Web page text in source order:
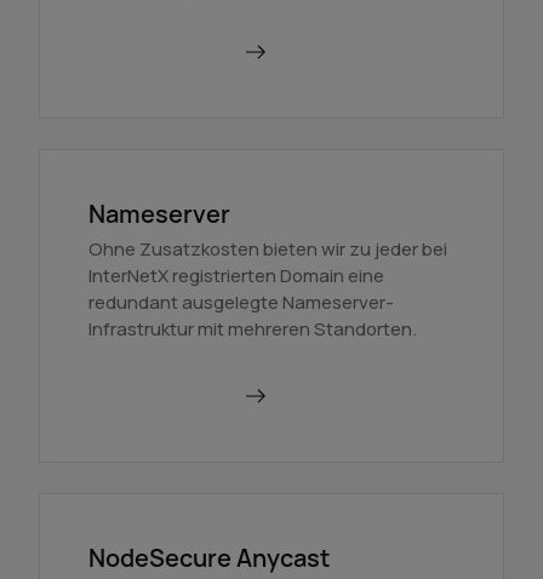
Nameserver
Ohne Zusatzkosten bieten wir zu jeder bei
InterNetX registrierten Domain eine
redundant ausgelegte Nameserver-
Infrastruktur mit mehreren Standorten.
NodeSecure Anycast